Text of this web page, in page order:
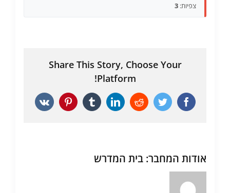
צפיות: 3
Share This Story, Choose Your
Platform!
Facebook
Twitter
Reddit
LinkedIn
Tumblr
Pinterest
Vk
אודות המחבר: בית המדרש